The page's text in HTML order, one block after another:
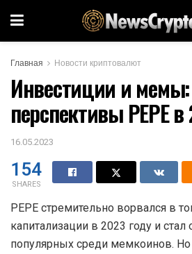
Главная Новости криптовалют
Инвестиции и мемы:
перспективы PEPE
16.05.2023
154
SHARES
PEPE стремительно ворвался в
капитализации в 2023 году и
популярных среди мемкоинов. Но